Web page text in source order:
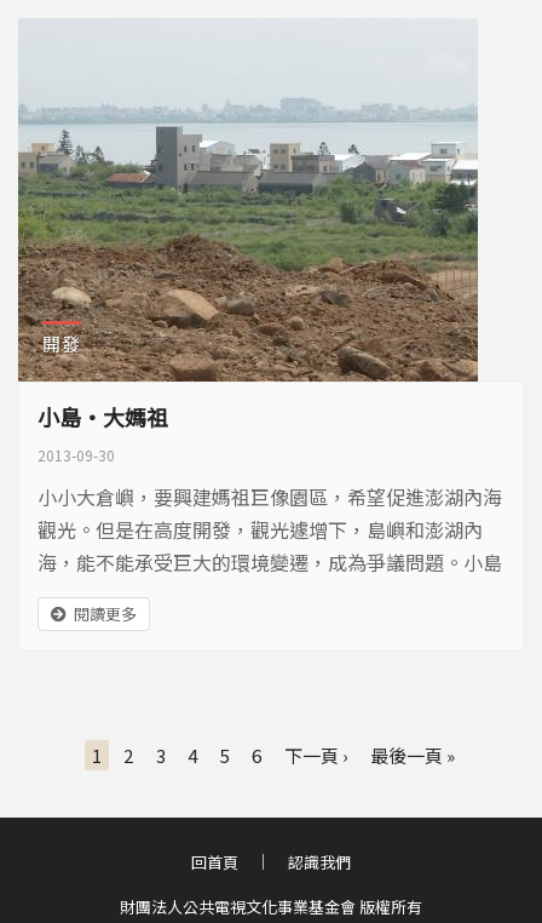
開發
小島‧大媽祖
2013-09-30
小小大倉嶼，要興建媽祖巨像園區，希望促進澎湖內海
觀光。但是在高度開發，觀光遽增下，島嶼和澎湖內
海，能不能承受巨大的環境變遷，成為爭議問題。小島
大媽祖，將是什麼樣的命運轉變？
閱讀更多
1 2 3 4 5 6 下一頁 › 最後一頁 »
財團法人公共電視文化事業基金會 版權所有
回首頁 認識我們